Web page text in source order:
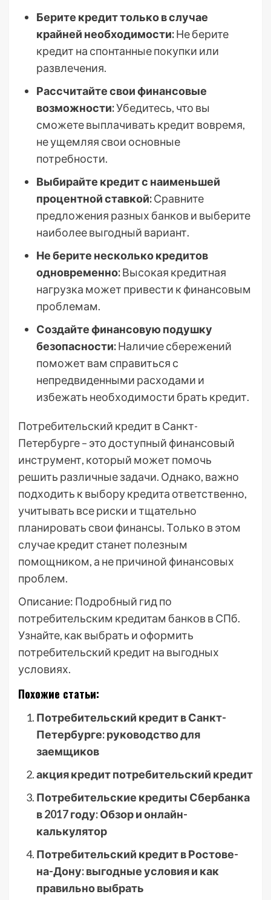
Берите кредит только в случае
крайней необходимости:Не берите
кредит на спонтанные покупки или
развлечения.
Рассчитайте свои финансовые
возможности:Убедитесь, что вы
сможете выплачивать кредит вовремя,
не ущемляя свои основные
потребности.
Выбирайте кредит с наименьшей
процентной ставкой:Сравните
предложения разных банков и выберите
наиболее выгодный вариант.
Не берите несколько кредитов
одновременно:Высокая кредитная
нагрузка может привести к финансовым
проблемам.
Создайте финансовую подушку
безопасности:Наличие сбережений
поможет вам справиться с
непредвиденными расходами и
избежать необходимости брать кредит.
Потребительский кредит в Санкт-
Петербурге – это доступный финансовый
инструмент, который может помочь
решить различные задачи. Однако, важно
подходить к выбору кредита ответственно,
учитывать все риски и тщательно
планировать свои финансы. Только в этом
случае кредит станет полезным
помощником, а не причиной финансовых
проблем.
Описание: Подробный гид по
потребительским кредитам банков в СПб.
Узнайте, как выбрать и оформить
потребительский кредит на выгодных
условиях.
Похожие статьи:
Потребительский кредит в Санкт-
Петербурге: руководство для
заемщиков
акция кредит потребительский кредит
Потребительские кредиты Сбербанка
в 2017 году: Обзор и онлайн-
калькулятор
Потребительский кредит в Ростове-
на-Дону: выгодные условия и как
правильно выбрать